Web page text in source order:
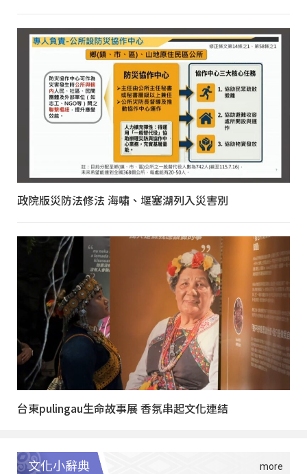
政院版災防法修法 海嘯、堰塞湖列入災害別
台東pulingau生命故事展 香氛串起文化連結
文化小辭典